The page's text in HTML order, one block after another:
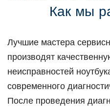
Как мы
Лучшие мастера
производят
неисправностей
современного
После проведения